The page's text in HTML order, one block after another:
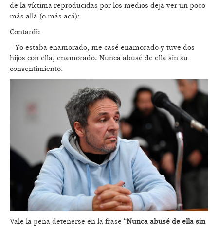
de la víctima reproducidas por los medios deja ver un poco
más allá (o más acá):
Contardi:
—Yo estaba enamorado, me casé enamorado y tuve dos
hijos con ella, enamorado. Nunca abusé de ella sin su
consentimiento.
Vale la pena detenerse en la frase “Nunca abusé de ella sin